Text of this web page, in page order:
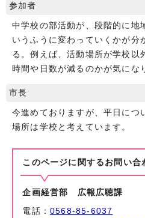
参加者
中学校の部活動が、段階的に地
いうふうに変わっていくかが分
る。例えば、活動場所が学校以
時間や日数が減るのかが気にな
市長
今進めておりますが、平日につ
場所は学校と考えています。
このページに関する お問い合
企画経営部 広報広聴課
電話：0568-85-6037